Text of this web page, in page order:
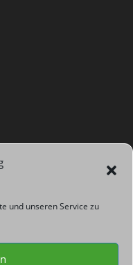
und unseren Service zu